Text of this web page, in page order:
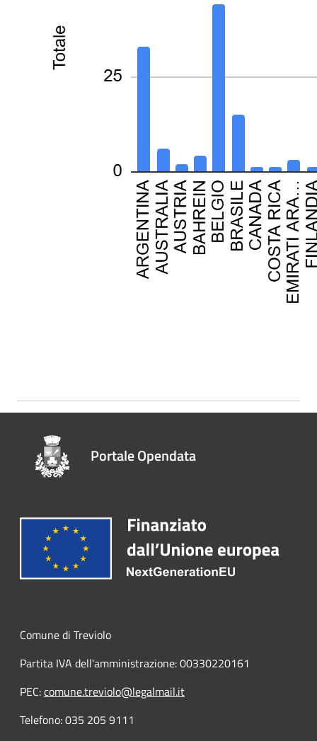
Portale Opendata
Comune di Treviolo
Partita IVA dell'amministrazione: 00330220161
PEC:comune.treviolo@legalmail.it
Telefono:035 205 9111